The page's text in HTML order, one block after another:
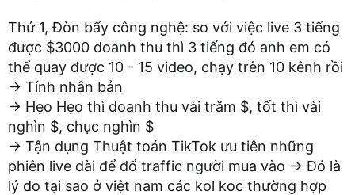
Thứ 1, Đòn bẩy công nghệ: so với việc live 3 tiếng
được $3000 doanh thu thì 3 tiếng đó anh em có
thể quay được 10 - 15 video, chạy trên 10 kênh rồi
→ Tính nhân bản
→ Hẹo Hẹo thì doanh thu vài trăm $, tốt thì vài
nghìn $, chục nghìn $
→ Tận dụng Thuật toán TikTok ưu tiên những
phiên live dài để đổ traffic người mua vào → Đó là
lý do tại sao ở việt nam các kol koc thường hợp